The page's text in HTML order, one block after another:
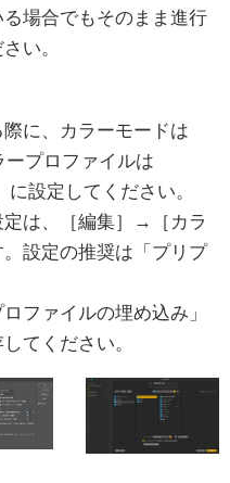
場合でもそのまま進行
い。
に、カラーモードは
ープロファイルは
に設定してください。
は、［編集］→［カラ
設定の推奨は「プリプ
ファイルの埋め込み」
てください。